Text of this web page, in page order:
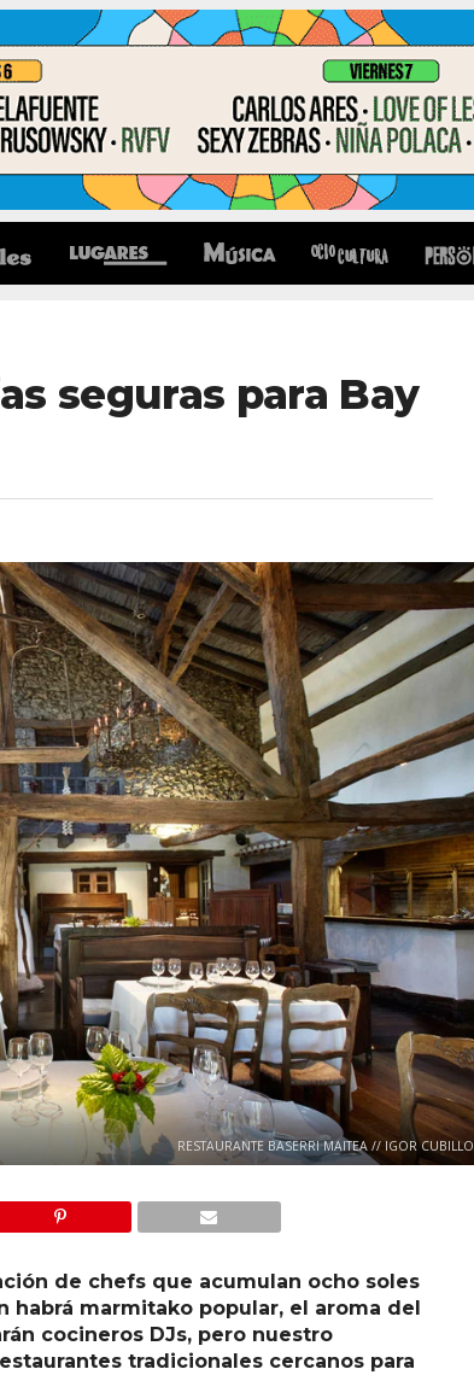
seguras para Bay
RESTAURANTE BASERRI MAITEA // IGOR CUBILLO
de chefs que acumulan ocho soles
habrá marmitako popular, el aroma del
cocineros DJs, pero nuestro
tradicionales cercanos para